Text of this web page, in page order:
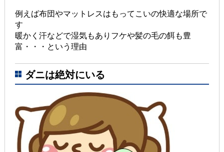
例えば布団やマットレスはもってこいの快適な場所で
す
暖かく汗などで湿気もありフケや髪の毛の餌も豊
富・・・という理由
ダニは絶対にいる